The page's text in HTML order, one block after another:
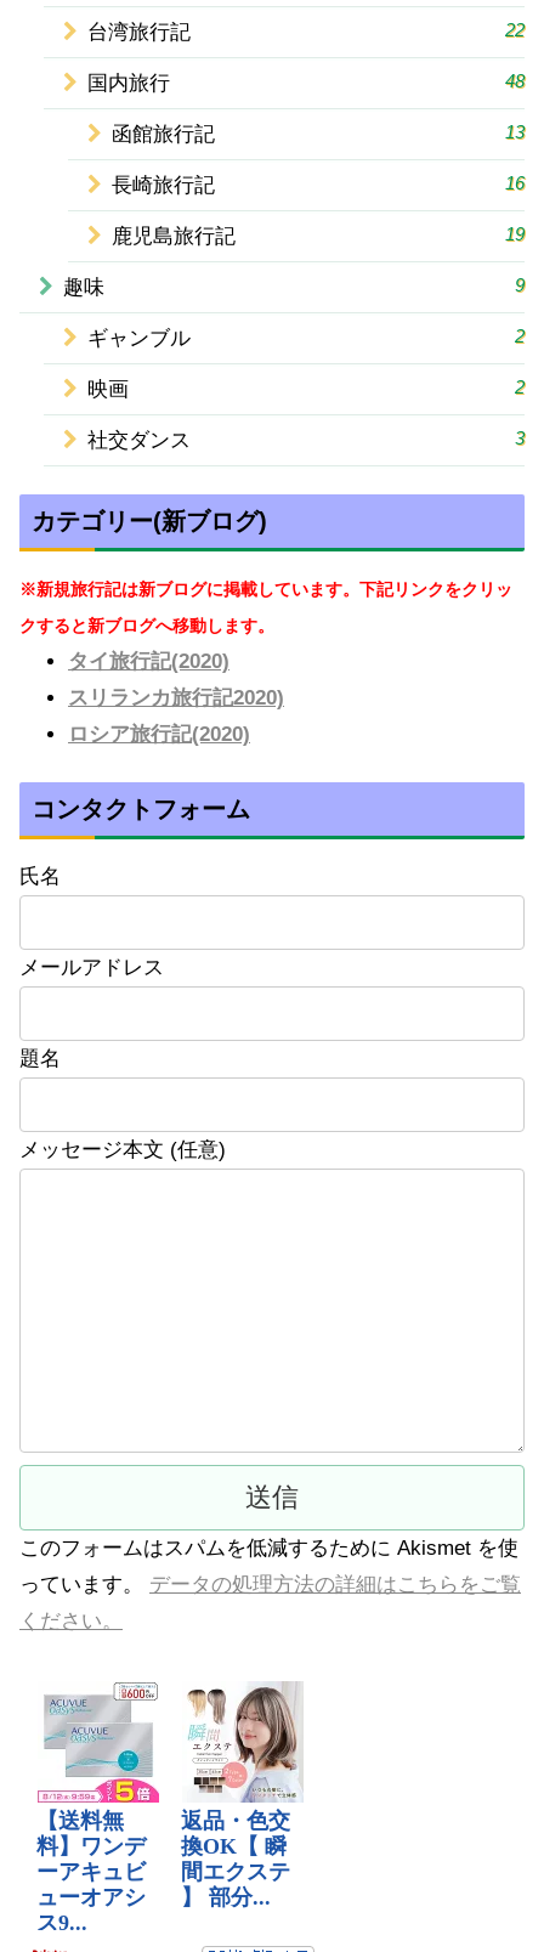
台湾旅行記 22
国内旅行 48
函館旅行記 13
長崎旅行記 16
鹿児島旅行記 19
趣味 9
ギャンブル 2
映画 2
社交ダンス 3
カテゴリー(新ブログ)
※新規旅行記は新ブログに掲載しています。下記リンクをクリッ
クすると新ブログへ移動します。
タイ旅行記(2020)
スリランカ旅行記2020)
ロシア旅行記(2020)
コンタクトフォーム
氏名
メールアドレス
題名
メッセージ本文 (任意)
このフォームはスパムを低減するために Akismet を使
っています。 データの処理方法の詳細はこちらをご覧
ください。